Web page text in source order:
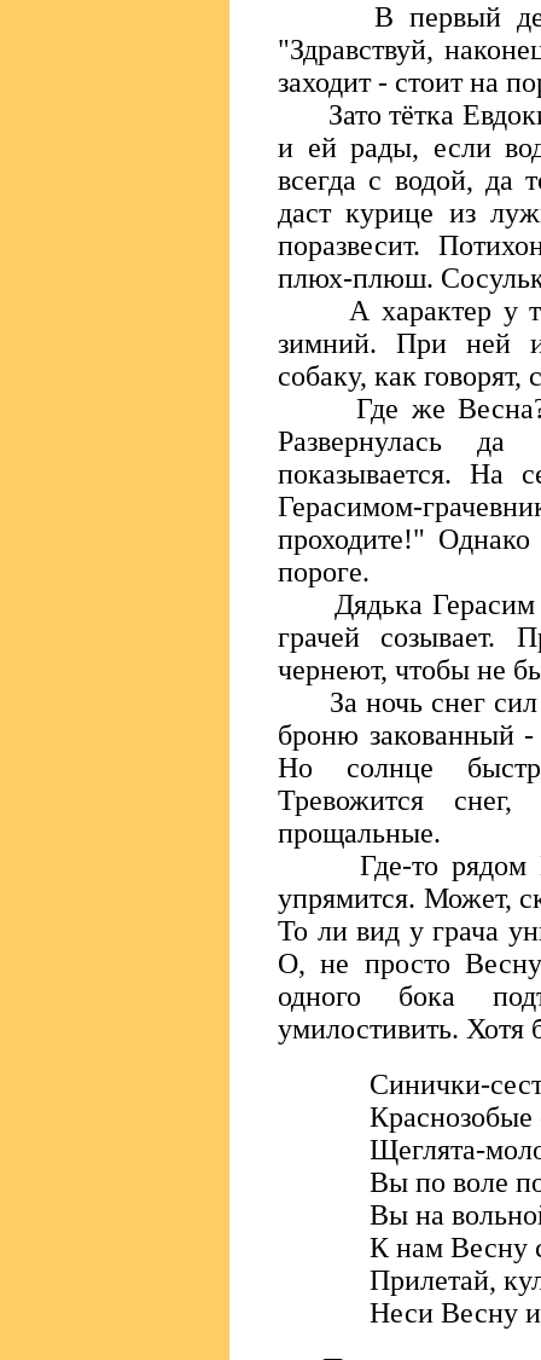
В первый день
"Здравствуй,
заходит - стоит на
Зато тётка
и ей рады, если
всегда с водой, да
даст курице из
поразвесит.
плюх-плюш.
А характер у
зимний. При ней
собаку, как говорят,
Где же Весна?!
Развернулась
показывается. На
Герасимом-
проходите!"
пороге.
Дядька Герасим
грачей созывает.
чернеют, чтобы не
За ночь снег сил
броню закованный -
Но солнце
Тревожится
прощальные.
Где-то рядом
упрямится. Может,
То ли вид у грача
О, не просто
одного бока
умилостивить.
Синички-
Щеглята-
Вы по воле
Вы на
К нам Весну
Прилетай,
Неси Весну